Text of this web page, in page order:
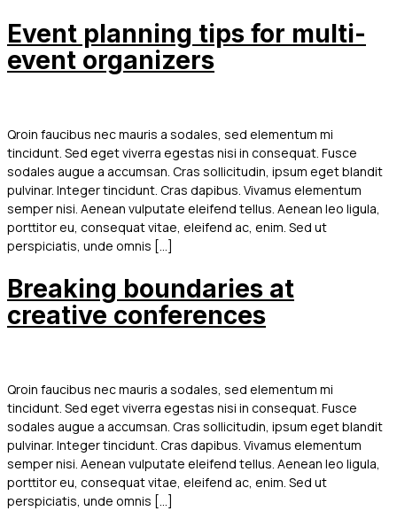
Event planning tips for multi-
event organizers
Qroin faucibus nec mauris a sodales, sed elementum mi
tincidunt. Sed eget viverra egestas nisi in consequat. Fusce
sodales augue a accumsan. Cras sollicitudin, ipsum eget blandit
pulvinar. Integer tincidunt. Cras dapibus. Vivamus elementum
semper nisi. Aenean vulputate eleifend tellus. Aenean leo ligula,
porttitor eu, consequat vitae, eleifend ac, enim. Sed ut
perspiciatis, unde omnis […]
Breaking boundaries at
creative conferences
Qroin faucibus nec mauris a sodales, sed elementum mi
tincidunt. Sed eget viverra egestas nisi in consequat. Fusce
sodales augue a accumsan. Cras sollicitudin, ipsum eget blandit
pulvinar. Integer tincidunt. Cras dapibus. Vivamus elementum
semper nisi. Aenean vulputate eleifend tellus. Aenean leo ligula,
porttitor eu, consequat vitae, eleifend ac, enim. Sed ut
perspiciatis, unde omnis […]